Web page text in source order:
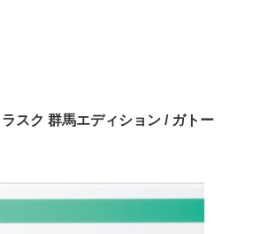
スク 群馬エディション / ガトー